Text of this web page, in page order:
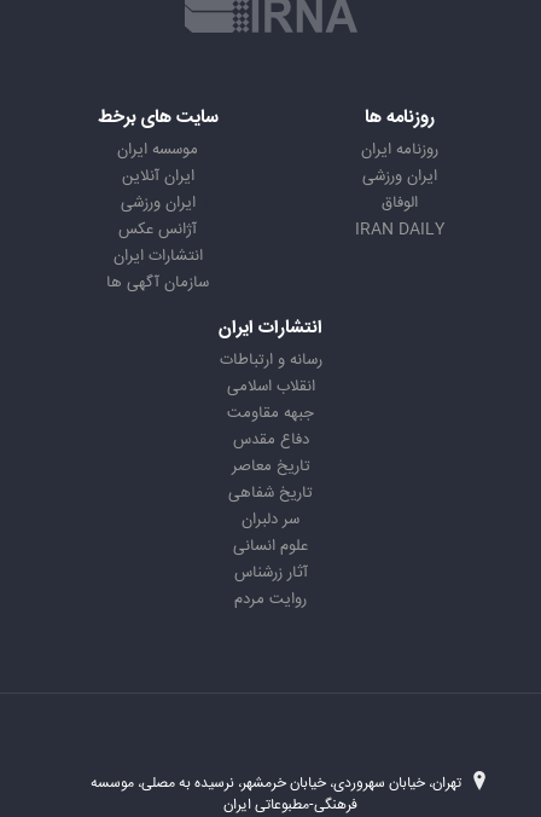
روزنامه ها
روزنامه ایران
ایران ورزشی
الوفاق
IRAN DAILY
سایت های برخط
موسسه ایران
ایران آنلاین
ایران ورزشی
آژانس عکس
انتشارات ایران
سازمان آگهی ها
انتشارات ایران
رسانه و ارتباطات
انقلاب اسلامی
جبهه مقاومت
دفاع مقدس
تاریخ معاصر
تاریخ شفاهی
سر دلبران
علوم انسانی
آثار زرشناس
روایت مردم
تهران، خیابان سهروردی، خیابان خرمشهر، نرسیده به مصلی، موسسه
فرهنگی-مطبوعاتی ایران